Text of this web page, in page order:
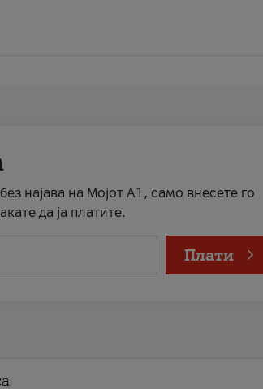
најава на Мојот А1, само внесете го
да ја платите.
Плати